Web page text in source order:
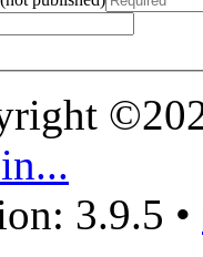
3.9.5 •